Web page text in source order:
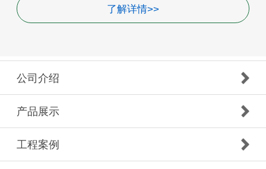
了解详情>>
公司介绍
产品展示
工程案例